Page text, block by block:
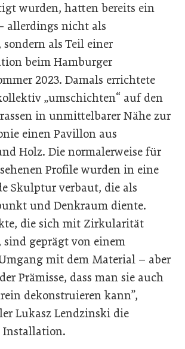
wurden, hatten bereits ein
allerdings nicht als
sondern als Teil einer
beim Hamburger
2023. Damals errichtete
„umschichten“ auf den
in unmittelbarer Nähe zur
einen Pavillon aus
Holz. Die normalerweise für
Profile wurden in eine
Skulptur verbaut, die als
und Denkraum diente.
die sich mit Zirkularität
sind geprägt von einem
mit dem Material – aber
Prämisse, dass man sie auch
dekonstruieren kann”,
Lukasz Lendzinski die
Installation.